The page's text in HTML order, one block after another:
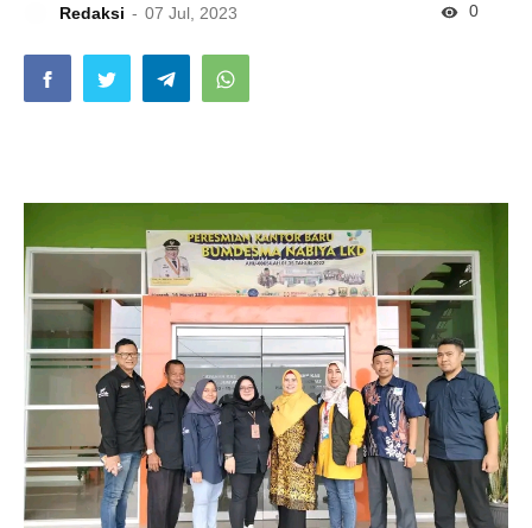
Redaksi 07 Jul, 2023 0